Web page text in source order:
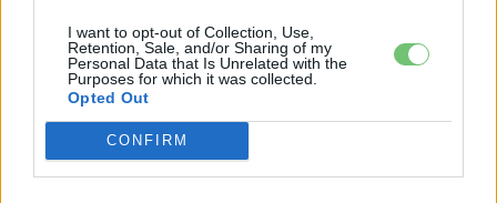
I want to opt-out of Collection, Use,
Retention, Sale, and/or Sharing of my
Personal Data that Is Unrelated with the
Purposes for which it was collected.
Opted Out
CONFIRM